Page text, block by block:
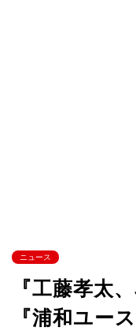
ニュース
『工藤孝太
『浦和ユー